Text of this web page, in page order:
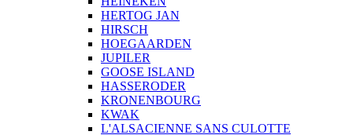
HERTOG JAN
HIRSCH
HOEGAARDEN
JUPILER
GOOSE ISLAND
HASSERODER
KRONENBOURG
KWAK
L'ALSACIENNE SANS CULOTTE